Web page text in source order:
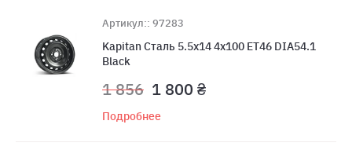
Артикул:: 97283
Kapitan Сталь 5.5x14 4x100 ET46 DIA54.1
Black
1 856 1 800 ₴
Подробнее